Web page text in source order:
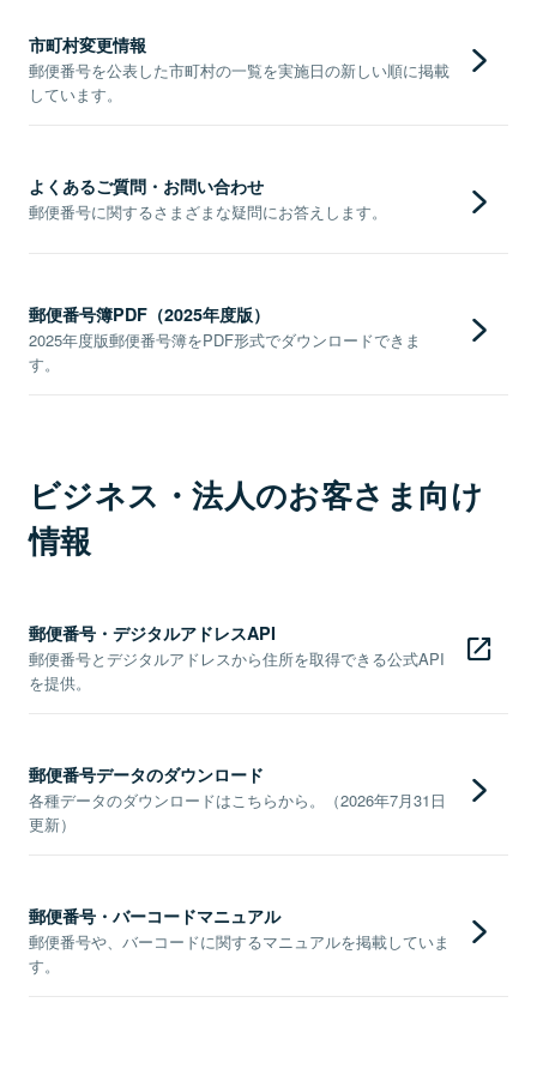
市町村変更情報
郵便番号を公表した市町村の一覧を実施日の新しい順に掲載
しています。
よくあるご質問・お問い合わせ
郵便番号に関するさまざまな疑問にお答えします。
郵便番号簿PDF（2025年度版）
2025年度版郵便番号簿をPDF形式でダウンロードできま
す。
ビジネス・法人のお客さま向け
情報
郵便番号・デジタルアドレスAPI
郵便番号とデジタルアドレスから住所を取得できる公式API
を提供。
郵便番号データのダウンロード
各種データのダウンロードはこちらから。（2026年7月31日
更新）
郵便番号・バーコードマニュアル
郵便番号や、バーコードに関するマニュアルを掲載していま
す。